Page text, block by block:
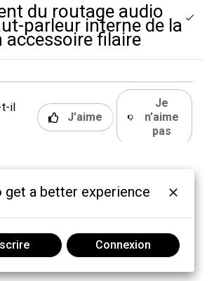
du routage audio
parleur interne de la
accessoire filaire
t-il
J'aime
Je
n'aime
pas
get a better experience
Connexion